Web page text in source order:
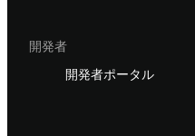
開発者
開発者ポータル